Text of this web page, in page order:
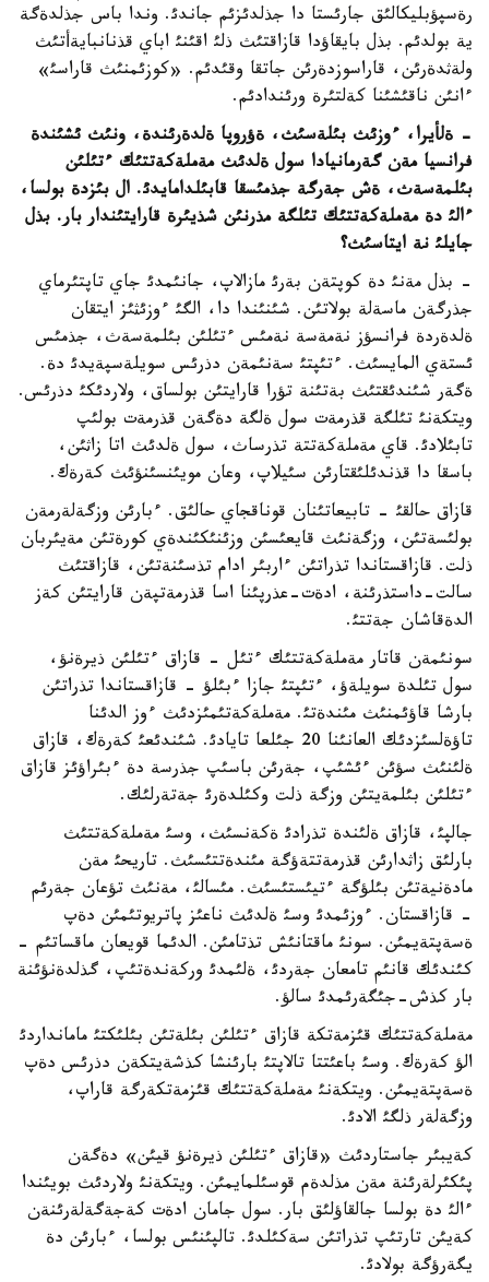
رةسپؤبليكالئق جارئستا دا جذلدئزئم جاندئ. وندا باس جذلدةگة
ية بولدئم. بذل بايقاؤدا قازاقتئث ذلئ اقئنئ اباي قذنانبايةأتئث
ولةثدةرئن، قاراسوزدةرئن جاتقا وقئدئم. «كوزئمنئث قاراسئ»
ءانئن ناقئشئنا كةلتئرة ورئندادئم.
- ةلأيرا، ءوزئث بئلةسئث، ةؤروپا ةلدةرئندة، ونئث ئشئندة
فرانسيا مةن گةرمانيادا سول ةلدئث مةملةكةتتئك ءتئلئن
بئلمةسةث، ةش جةرگة جذمئسقا قابئلدامايدئ. ال بئزدة بولسا،
ءالئ دة مةملةكةتتئك تئلگة مذرنئن شذيئرة قارايتئندار بار. بذل
جايلئ نة ايتاسئث؟
- بذل مةنئ دة كوپتةن بةرئ مازالاپ، جانئمدئ جاي تاپتئرماي
جذرگةن ماسةلة بولاتئن. شئنئندا دا، الگئ ءوزئثئز ايتقان
ةلدةردة فرانسؤز نةمةسة نةمئس ءتئلئن بئلمةسةث، جذمئس
ئستةي المايسئث. ءتئپتئ سةنئمةن دذرئس سويلةسپةيدئ دة.
ةگةر شئندئقتئث بةتئنة تؤرا قارايتئن بولساق، ولاردئكئ دذرئس.
ويتكةنئ تئلگة قذرمةت سول ةلگة دةگةن قذرمةت بولئپ
تابئلادئ. قاي مةملةكةتتة تذرساث، سول ةلدئث اتا زاثئن،
باسقا دا قذندئلئقتارئن سئيلاپ، وعان مويئنسئنؤئث كةرةك.
قازاق حالقئ - تابيعاتئنان قوناقجاي حالئق. ءبارئن وزگةلةرمةن
بولئسةتئن، وزگةنئث قايعئسئن وزئنئكئندةي كورةتئن مةيئربان
ذلت. قازاقستاندا تذراتئن ءاربئر ادام تذسئنةتئن، قازاقتئث
سالت-داستذرئنة، ادةت-عذرپئنا اسا قذرمةتپةن قارايتئن كةز
الدةقاشان جةتتئ.
سونئمةن قاتار مةملةكةتتئك ءتئل - قازاق ءتئلئن ذيرةنؤ،
سول تئلدة سويلةؤ، ءتئپتئ جازا ءبئلؤ - قازاقستاندا تذراتئن
بارشا قاؤئمنئث مئندةتئ. مةملةكةتئمئزدئث ءوز الدئنا
تاؤةلسئزدئك العانئنا 20 جئلعا تايادئ. شئندئعئ كةرةك، قازاق
ةلئنئث سؤئن ءئشئپ، جةرئن باسئپ جذرسة دة ءبئراؤئز قازاق
ءتئلئن بئلمةيتئن وزگة ذلت وكئلدةرئ جةتةرلئك.
جالپئ، قازاق ةلئندة تذرادئ ةكةنسئث، وسئ مةملةكةتتئث
بارلئق زاثدارئن قذرمةتتةؤگة مئندةتتئسئث. تاريحئ مةن
مادةنيةتئن بئلؤگة ءتيئستئسئث. مئسالئ، مةنئث تؤعان جةرئم
- قازاقستان. ءوزئمدئ وسئ ةلدئث ناعئز پاتريوتئمئن دةپ
ةسةپتةيمئن. سونئ ماقتانئش تذتامئن. الدئما قويعان ماقساتئم -
كئندئك قانئم تامعان جةردئ، ةلئمدئ وركةندةتئپ، گذلدةنؤئنة
بار كذش-جئگةرئمدئ سالؤ.
مةملةكةتتئك قئزمةتكة قازاق ءتئلئن بئلةتئن بئلئكتئ مامانداردئ
الؤ كةرةك. وسئ باعئتتا تالاپتئ بارئنشا كذشةيتكةن دذرئس دةپ
ةسةپتةيمئن. ويتكةنئ مةملةكةتتئك قئزمةتكةرگة قاراپ،
وزگةلةر ذلگئ الادئ.
كةيبئر جاستاردئث «قازاق ءتئلئن ذيرةنؤ قيئن» دةگةن
پئكئرلةرئنة مةن مذلدةم قوسئلمايمئن. ويتكةنئ ولاردئث بويئندا
ءالئ دة بولسا جالقاؤلئق بار. سول جامان ادةت كةجةگةلةرئنةن
كةيئن تارتئپ تذراتئن سةكئلدئ. تالپئنئس بولسا، ءبارئن دة
يگةرؤگة بولادئ.